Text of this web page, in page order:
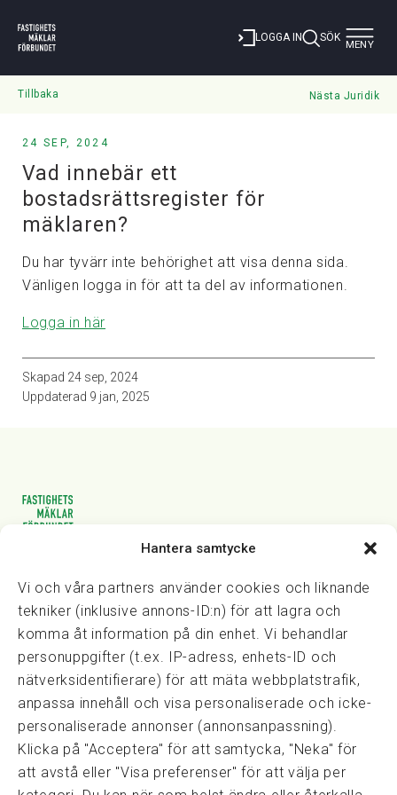
Hantera samtycke
Vi och våra partners använder cookies och liknande
tekniker (inklusive annons-ID:n) för att lagra och
komma åt information på din enhet. Vi behandlar
personuppgifter (t.ex. IP-adress, enhets-ID och
nätverksidentifierare) för att mäta webbplatstrafik,
anpassa innehåll och visa personaliserade och icke-
personaliserade annonser (annonsanpassning).
Klicka på "Acceptera" för att samtycka, "Neka" för
att avstå eller "Visa preferenser" för att välja per
LOGGA IN SÖK Toggle
MENY
Tillbaka Nästa Juridik
24 SEP, 2024
Vad innebär ett
bostadsrättsregister för
mäklaren?
Du har tyvärr inte behörighet att visa denna sida.
Vänligen logga in för att ta del av informationen.
Logga in här
Skapad 24 sep, 2024
Uppdaterad 9 jan, 2025
Vasagatan 28, 111 20 Stockholm
kansli@fmf.se
Snabblänkar
Prisexempel
Medarbetare
Policies & integritet
Information om Cookie-hantering och Google Analytics
Integritetspolicy